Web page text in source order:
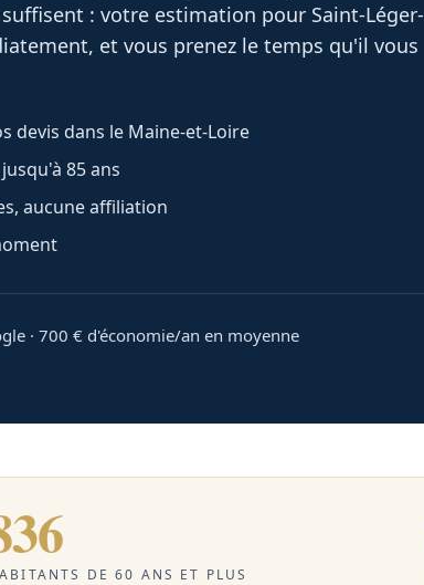
: votre estimation pour Saint-Léger-
et vous prenez le temps qu'il vous
devis dans le Maine-et-Loire
85 ans
aucune affiliation
· 700 € d'économie/an en moyenne
DE 60 ANS ET PLUS